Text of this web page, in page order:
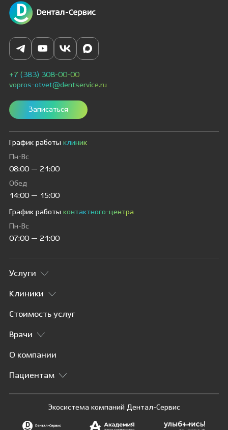
+7 (383) 308-00-00
vopros-otvet@dentservice.ru
Записаться
График работы клиник
Пн-Вс
08:00 — 21:00
Обед
14:00 — 15:00
График работы контактного-центра
Пн-Вс
07:00 — 21:00
Услуги
Клиники
Стоимость услуг
Врачи
О компании
Пациентам
Экосистема компаний Дентал-Сервис